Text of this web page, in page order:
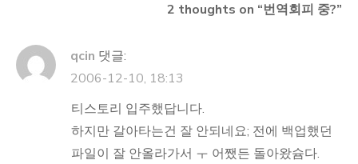
2 thoughts on “번역회피 중?”
qcin 댓글:
2006-12-10, 18:13
티스토리 입주했답니다.
하지만 갈아타는건 잘 안되네요; 전에 백업했던
파일이 잘 안올라가서 ㅜ 어쨌든 돌아왔슘다.